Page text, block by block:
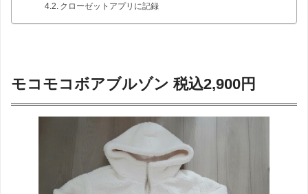
クローゼットアプリに記録
モコモコボアブルゾン 税込2,900円